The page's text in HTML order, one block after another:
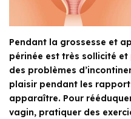
Pendant la grossesse et
périnée est très sollicité et
des problèmes
plaisir pendant les
apparaître. Pour
vagin, pratiquer des